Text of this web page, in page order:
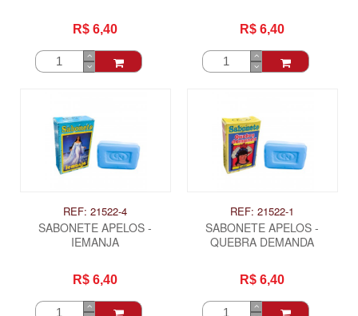
R$ 6,40 R$ 6,40
REF: 21522-4
SABONETE APELOS -
IEMANJA
R$ 6,40
REF: 21522-1
SABONETE APELOS -
QUEBRA DEMANDA
R$ 6,40